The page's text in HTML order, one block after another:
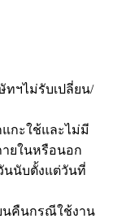
ทฯไม่รับเปลี่ยน/
กะใช้และไม่มี
ยในหรือนอก
นนับตั้งแต่วันที่
นคืนกรณีใช้งาน